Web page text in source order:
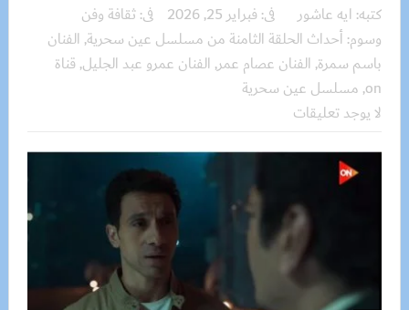
كتبه: ايه عاشور فى: فبراير 25, 2026 فى:ثقافة وفن
وسوم: أحداث الحلقة الثامنة من مسلسل عين سحرية, الفنان
باسم سمرة, الفنان عصام عمر, الفنان عمرو عبد الجليل, قناة
on
, مسلسل عين سحرية
لا يوجد تعليقات